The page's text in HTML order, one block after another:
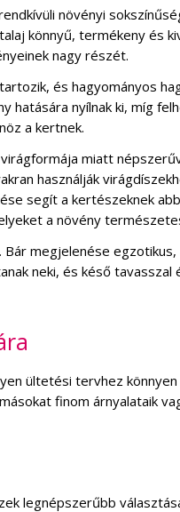
növényi
könnyű, termékeny és
nagy részét.
és hagyományos
hatására nyílnak ki, míg
a kertnek.
miatt
használják
segít a kertészeknek
a növény
megjelenése
neki, és késő tavasszal
ültetési tervhez
finom árnyalataik
legnépszerűbb